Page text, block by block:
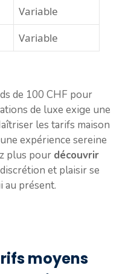
Variable
Variable
de 100 CHF pour
de luxe exige une
les tarifs maison
expérience sereine
plus pour découvrir
et plaisir se
au présent.
moyens